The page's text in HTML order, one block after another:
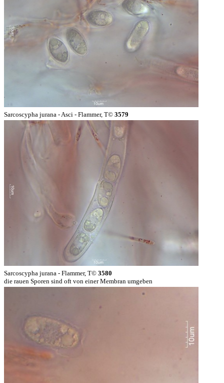
Sarcoscypha jurana - Asci - Flammer, T© 3579
Sarcoscypha jurana - Flammer, T© 3580
die rauen Sporen sind oft von einer Membran umgeben